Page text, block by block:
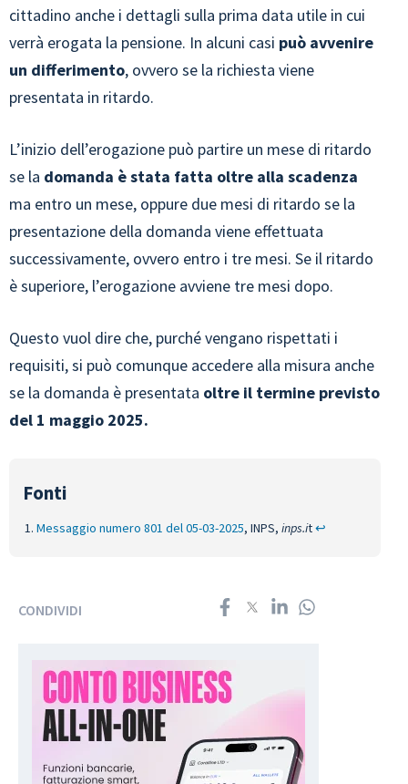
cittadino anche i dettagli sulla prima data utile in cui
verrà erogata la pensione. In alcuni casi può avvenire
un differimento, ovvero se la richiesta viene
presentata in ritardo.
L’inizio dell’erogazione può partire un mese di ritardo
se la domanda è stata fatta oltre alla scadenza
ma entro un mese, oppure due mesi di ritardo se la
presentazione della domanda viene effettuata
successivamente, ovvero entro i tre mesi. Se il ritardo
è superiore, l’erogazione avviene tre mesi dopo.
Questo vuol dire che, purché vengano rispettati i
requisiti, si può comunque accedere alla misura anche
se la domanda è presentata oltre il termine previsto
del 1 maggio 2025.
Messaggio numero 801 del 05-03-2025, INPS, inps.it↩︎
CONDIVIDI